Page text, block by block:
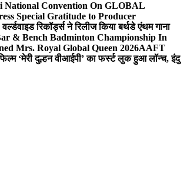
National Convention On GLOBAL
Special Gratitude to Producer
रिकॉर्ड्स ने रिलीज किया बर्थडे एंथम गाना
& Bench Badminton Championship In
Mrs. Royal Global Queen 2026AAFT
‘मेरी दुल्हन वीआईपी’ का फर्स्ट लुक हुआ लॉन्च, इंदु